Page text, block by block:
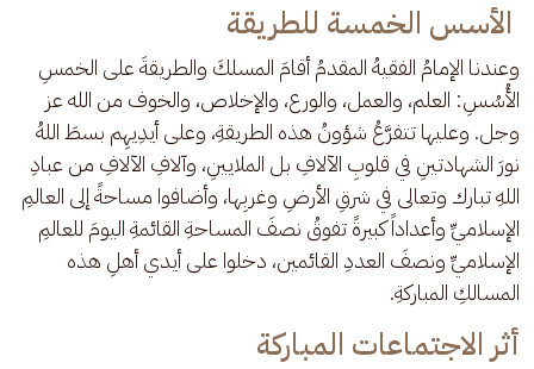
الأسس الخمسة للطريقة
وعندنا الإمامُ الفقيهُ المقدمُ أقامَ المسلكَ والطريقةَ على الخمسِ
الأُسُسِ: العلم، والعمل، والورع، والإخلاص، والخوف من الله عز
وجل. وعليها تتفرَّعُ شؤونُ هذه الطريقةِ، وعلى أيدِيهِم بسطَ اللهُ
نورَ الشهادتينِ في قلوبِ الآلافِ بل الملايينِ، وآلافِ الآلافِ من عبادِ
اللهِ تبارك وتعالى في شرقِ الأرضِ وغربِها، وأضافوا مساحةً إلى العالمِ
الإسلاميِّ وأعداداً كبيرةً تفوقُ نصفَ المساحةِ القائمةِ اليومَ للعالمِ
الإسلاميِّ ونصفَ العددِ القائمين، دخلوا على أيدي أهلِ هذه
المسالكِ المباركةِ.
أثر الاجتماعات المباركة